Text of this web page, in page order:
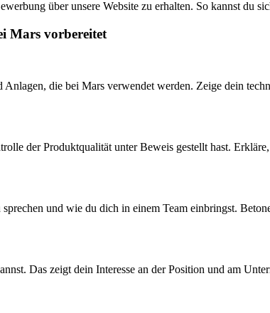
über unsere Website zu erhalten. So kannst du
Mars vorbereitet
die bei Mars verwendet werden. Zeige dein
der Produktqualität unter Beweis gestellt hast.
und wie du dich in einem Team einbringst.
Das zeigt dein Interesse an der Position und am